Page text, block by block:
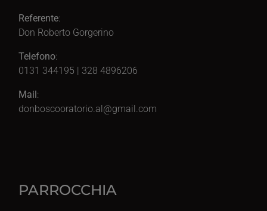
Referente:
Don Roberto Gorgerino
Telefono:
0131 344195 | 328 4896206
Mail:
donboscooratorio.al@gmail.com
PARROCCHIA